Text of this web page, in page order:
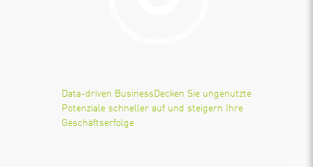
Data-driven Business Decken Sie ungenutzte
Potenziale schneller auf und steigern Ihre
Geschäftserfolge